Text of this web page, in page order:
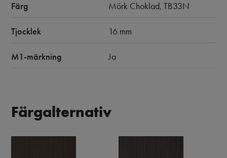
Färg Mörk Choklad, TB33N
Tjocklek 16 mm
M1-märkning Ja
Färgalternativ